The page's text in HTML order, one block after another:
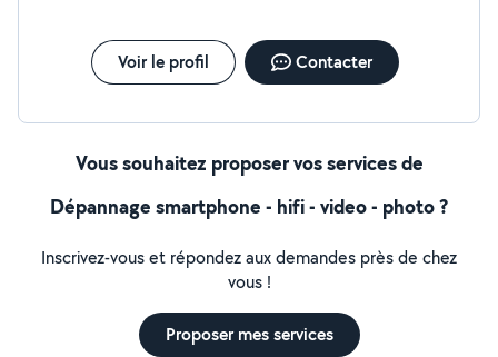
Voir le profil Contacter
Vous souhaitez proposer vos services de
Dépannage smartphone - hifi - video - photo ?
Inscrivez-vous et répondez aux demandes près de chez
vous !
Proposer mes services